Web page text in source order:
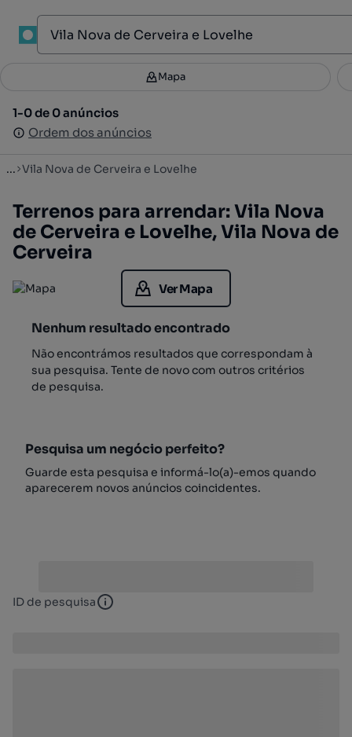
Filtros 3
1-0 de 0 anúncios
Ordem dos anúncios
Mapa
1-0 de 0 anúncios
Ordem dos anúncios
... Vila Nova de Cerveira e Lovelhe
Terrenos para arrendar: Vila Nova
de Cerveira e Lovelhe, Vila Nova de
Cerveira
Ver Mapa
Nenhum resultado encontrado
Não encontrámos resultados que correspondam à
sua pesquisa. Tente de novo com outros critérios
de pesquisa.
Pesquisa um negócio perfeito?
Guarde esta pesquisa e informá-lo(a)-emos quando
aparecerem novos anúncios coincidentes.
ID de pesquisa ID de pesquisa